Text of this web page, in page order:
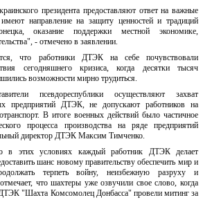
президента предоставляют ответ на важные
направление на защиту ценностей и традиций
оказание поддержки местной экономике,
- отмечено в заявлении.
что работники ДТЭК на себе почувствовали
сегодняшнего кризиса, когда десятки тысяч
возможности мирно трудиться.
псевдореспублики осуществляют захват
предприятий ДТЭК, не допускают работников на
В итоге военных действий было частичное
процесса производства на ряде предприятий
директор ДТЭК Максим Тимченко.
в этих условиях каждый работник ДТЭК делает
шанс новому правительству обеспечить мир и
терпеть войну, неизбежную разруху и
что шахтеры уже озвучили свое слово, когда
"Шахта Комсомолец Донбасса" провели митинг за